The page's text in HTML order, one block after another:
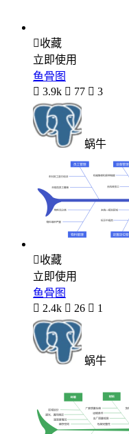
收藏
立即使用
鱼骨图
 3.9k  77  3
蜗牛
收藏
立即使用
鱼骨图
 2.4k  26  1
蜗牛